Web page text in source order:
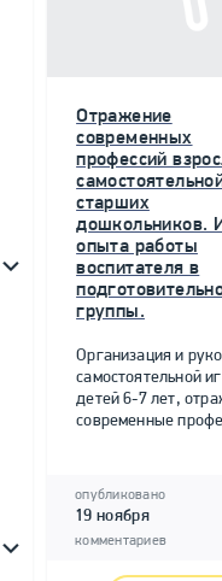
Отражение
современных
профессий
старших
дошкольников.
опыта работы
воспитателя в
группы.
Организация и
самостоятельной
детей 6-7 лет,
современные
опубликовано
19 ноября
комментариев